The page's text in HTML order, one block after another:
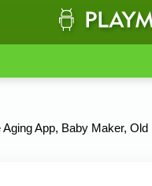
App, Baby Maker, Old